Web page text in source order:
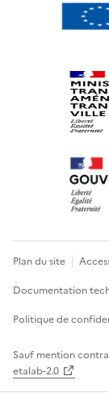
Plan du site
Documentation
Politique de
Sauf mention
etalab-2.0